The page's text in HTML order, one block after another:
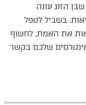
הזוג עונה
בשביל לטפל
את האמת, לחשוף
שלכם בקשר